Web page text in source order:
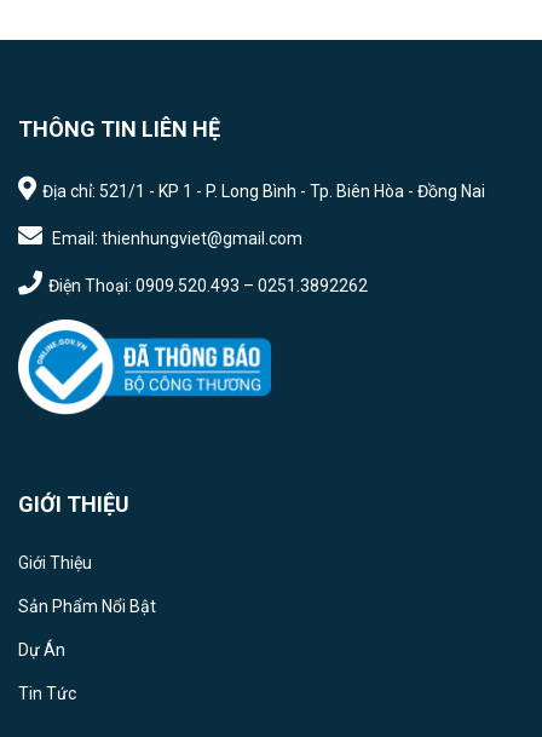
THÔNG TIN LIÊN HỆ
Địa chỉ: 521/1 - KP 1 - P. Long Bình - Tp. Biên Hòa - Đồng Nai
Email: thienhungviet@gmail.com
Điện Thoại: 0909.520.493 – 0251.3892262
GIỚI THIỆU
Giới Thiệu
Sản Phẩm Nổi Bật
Dự Án
Tin Tức